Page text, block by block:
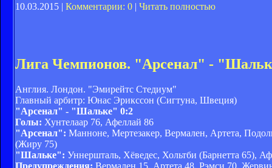
10.03.2015 | Комментарии: 0 | Читать полностью
Лига Чемпионов. "Арсенал" -
Англия. Лондон. "Эмирейтс Стедиум"
Главный арбитр: Юнас Эрикссон (Сигтуна, Швеция)
"Арсенал" - "Шальке" 0:2
Голы: Хунтелаар 76, Афеллай 86
"Арсенал": Манноне, Мертезакер, Вермален, Артета,
(Жиру 75)
"Шальке": Уннершталь, Хёведес, Хольтби (Барнетта 65),